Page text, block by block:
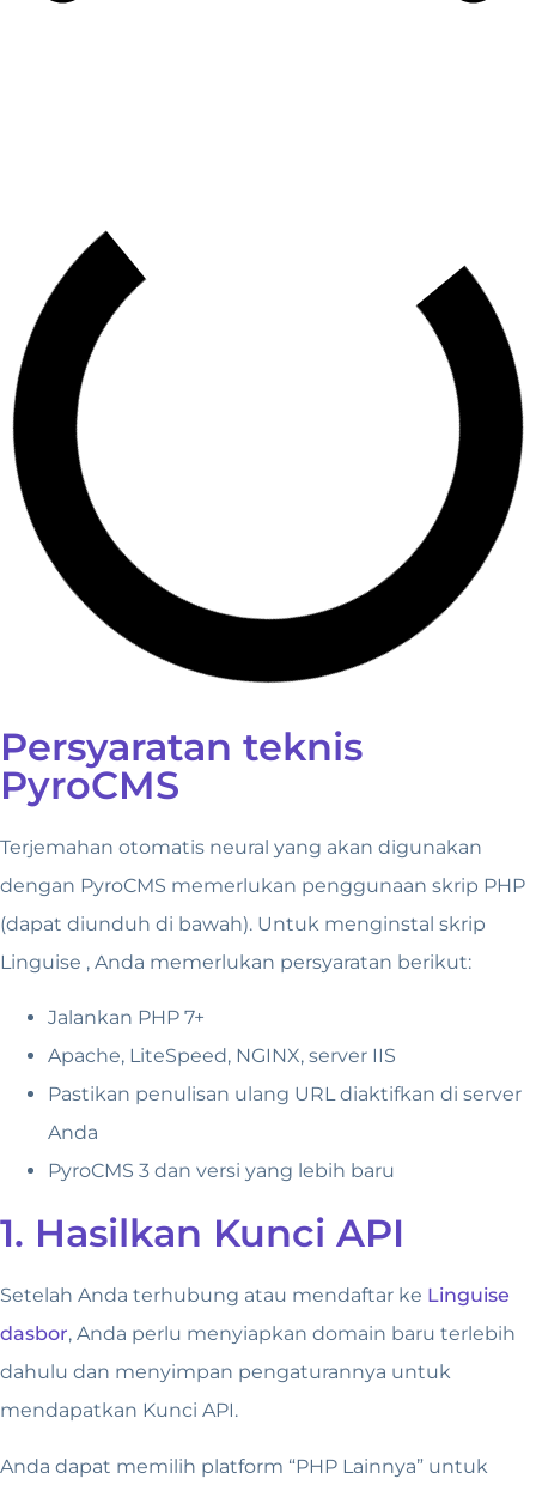
Persyaratan teknis
PyroCMS
Terjemahan otomatis neural yang akan digunakan
dengan PyroCMS memerlukan penggunaan skrip PHP
(dapat diunduh di bawah). Untuk menginstal skrip
Linguise , Anda memerlukan persyaratan berikut:
Jalankan PHP 7+
Apache, LiteSpeed, NGINX, server IIS
Pastikan penulisan ulang URL diaktifkan di server
Anda
PyroCMS 3 dan versi yang lebih baru
1. Hasilkan Kunci API
Setelah Anda terhubung atau mendaftar ke Linguise
dasbor, Anda perlu menyiapkan domain baru terlebih
dahulu dan menyimpan pengaturannya untuk
mendapatkan Kunci API.
Anda dapat memilih platform “PHP Lainnya” untuk